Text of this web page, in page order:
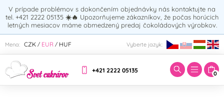
V prípade problémov s dokončením objednávky nás kontaktujte na
tel. +421 2222 05135 ☀️🔥 Upozorňujeme zákazníkov, že počas horúcich
letných mesiacov máme obmedzený predaj čokoládových výrobkov.
Mena: CZK / EUR / HUF Vyberte jazyk:
+421 2222 05135 0
Zadajte hľadaný výraz: